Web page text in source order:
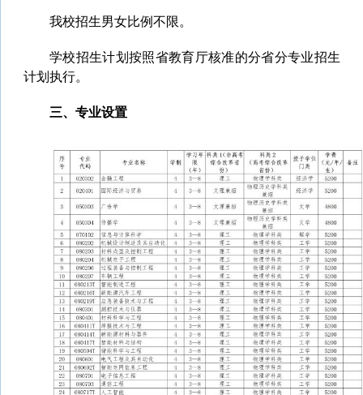
我校招生男女比例不限。
学校招生计划按照省教育厅核准的分省分专业招生
计划执行。
三、专业设置